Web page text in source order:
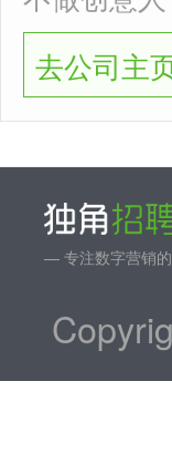
去公司主
— 专注数字营销